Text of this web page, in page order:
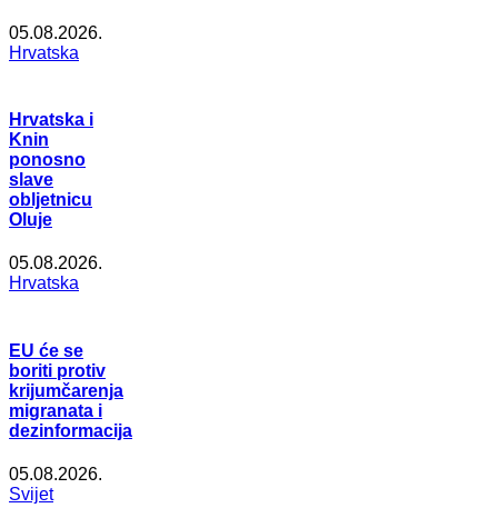
05.08.2026.
Hrvatska
Hrvatska i
Knin
ponosno
slave
obljetnicu
Oluje
05.08.2026.
Hrvatska
EU će se
boriti protiv
krijumčarenja
migranata i
dezinformacija
05.08.2026.
Svijet